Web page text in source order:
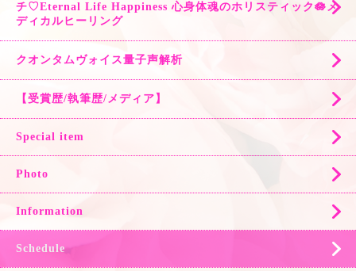
チ♡Eternal Life Happiness 心身体魂のホリスティック🪷メ
ディカルヒーリング
クオンタムヴォイス量子声解析
【受賞歴/執筆歴/メディア】
Special item
Photo
Information
Schedule